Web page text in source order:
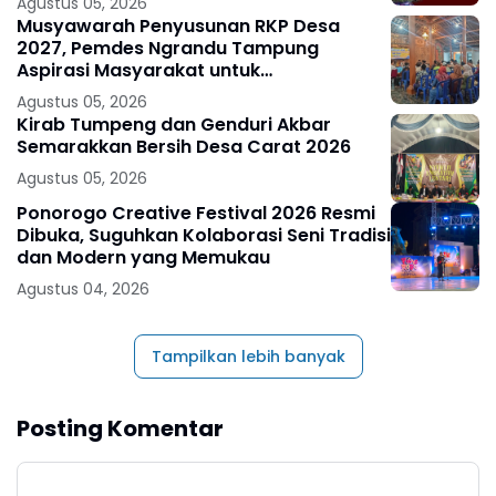
Musyawarah Penyusunan RKP Desa
2027, Pemdes Ngrandu Tampung
Aspirasi Masyarakat untuk
Pembangunan Berkelanjutan
Agustus 05, 2026
Kirab Tumpeng dan Genduri Akbar
Semarakkan Bersih Desa Carat 2026
Agustus 05, 2026
Ponorogo Creative Festival 2026 Resmi
Dibuka, Suguhkan Kolaborasi Seni Tradisi
dan Modern yang Memukau
Agustus 04, 2026
Tampilkan lebih banyak
Posting Komentar